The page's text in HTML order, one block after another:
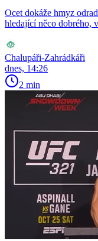
Ocet dokáže hmyz
hledající něco dobrého,
Chalupáři-Zahrádkáři
dnes, 14:26
2 min